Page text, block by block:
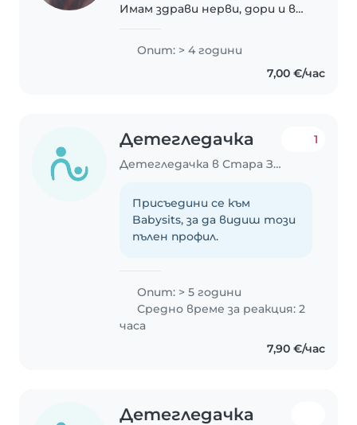
Имам здрави нерви, дори и в
всякаква възраст, както и с
Опит: > 4 години
7,00 €/час
Детегледачка
Детегледачка в Стара Загора
1
Присъедини се към
Babysits, за да видиш този
пълен профил.
Опит: > 5 години
Средно време за реакция: 2
часа
7,90 €/час
Детегледачка